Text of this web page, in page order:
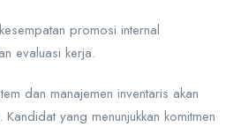
promosi internal
evaluasi kerja.
dan manajemen inventaris akan
yang menunjukkan komitmen